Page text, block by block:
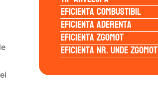
Eficienta Combustibil
Eficienta Aderenta
Eficienta Zgomot
Eficienta Nr. Unde Zgomot